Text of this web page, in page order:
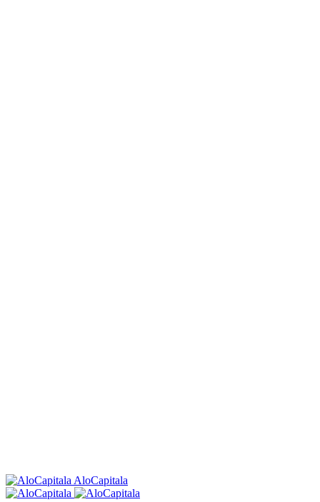
AloCapitala